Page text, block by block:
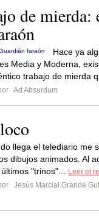
de mierda:
Hace ya
Media y Moderna,
trabajo de mierda
Ad Absurdum
llega el telediario me
dibujos animados. Al
"trinos"...
Leer el
Jesús Marcial Grande